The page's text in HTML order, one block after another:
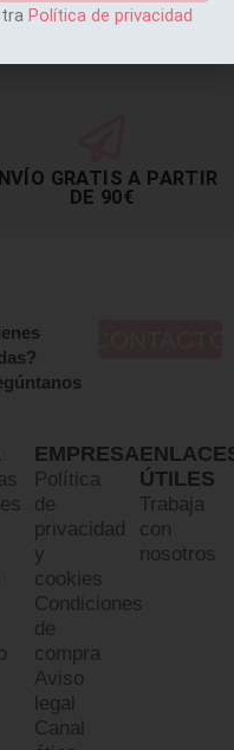
GRATIS A PARTIR
DE 90€
EMPRESA
Política
de
privacidad
y
cookies
Condiciones
de
compra
Aviso
legal
Canal
ÚTILES
Trabaja
con
nosotros
Política de privacidad